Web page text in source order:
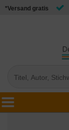
*Versand gratis